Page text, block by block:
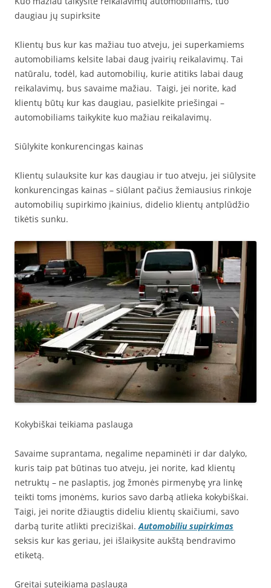
daugiau jų supirksite
Klientų bus kur kas mažiau tuo atveju, jei superkamiems
automobiliams kelsite labai daug įvairių reikalavimų. Tai
natūralu, todėl, kad automobilių, kurie atitiks labai daug
reikalavimų, bus savaime mažiau. Taigi, jei norite, kad
klientų būtų kur kas daugiau, pasielkite priešingai –
automobiliams taikykite kuo mažiau reikalavimų.
Siūlykite konkurencingas kainas
Klientų sulauksite kur kas daugiau ir tuo atveju, jei siūlysite
konkurencingas kainas – siūlant pačius žemiausius rinkoje
automobilių supirkimo įkainius, didelio klientų antplūdžio
tikėtis sunku.
Kokybiškai teikiama paslauga
Savaime suprantama, negalime nepaminėti ir dar dalyko,
kuris taip pat būtinas tuo atveju, jei norite, kad klientų
netruktų – ne paslaptis, jog žmonės pirmenybę yra linkę
teikti toms įmonėms, kurios savo darbą atlieka kokybiškai.
Taigi, jei norite džiaugtis dideliu klientų skaičiumi, savo
darbą turite atlikti preciziškai. Automobiliu supirkimas
seksis kur kas geriau, jei išlaikysite aukštą bendravimo
etiketą.
Greitai suteikiama paslauga